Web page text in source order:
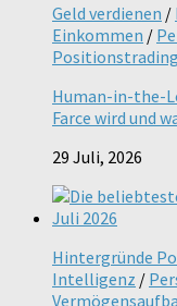
Geld verdienen /
Einkommen /
Positionstrading
Human-in-the-
Farce wird und
29 Juli, 2026
Hintergründe
Intelligenz /